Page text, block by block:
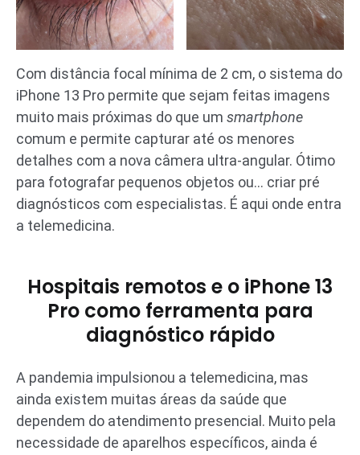
Com distância focal mínima de 2 cm, o sistema do
iPhone 13 Pro permite que sejam feitas imagens
muito mais próximas do que um smartphone
comum e permite capturar até os menores
detalhes com a nova câmera ultra-angular. Ótimo
para fotografar pequenos objetos ou… criar pré
diagnósticos com especialistas. É aqui onde entra
a telemedicina.
Hospitais remotos e o iPhone 13
Pro como ferramenta para
diagnóstico rápido
A pandemia impulsionou a telemedicina, mas
ainda existem muitas áreas da saúde que
dependem do atendimento presencial. Muito pela
necessidade de aparelhos específicos, ainda é